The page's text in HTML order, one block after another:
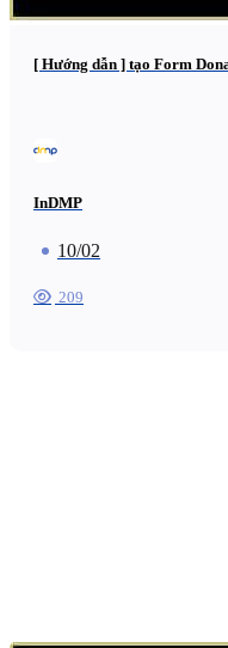
[ Hướng dẫn ] tạo Form
InDMP
10/02
209